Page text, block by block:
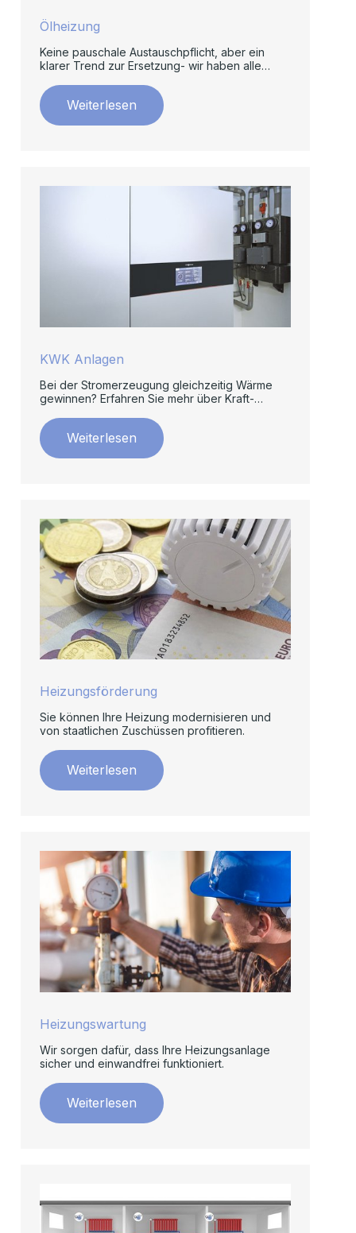
Ölheizung
Keine pauschale Austauschpflicht, aber ein
klarer Trend zur Ersetzung- wir haben alle
Weiterlesen
KWK Anlagen
Bei der Stromerzeugung gleichzeitig Wärme
gewinnen? Erfahren Sie mehr über Kraft-
Weiterlesen
Heizungsförderung
Sie können Ihre Heizung modernisieren und
von staatlichen Zuschüssen profitieren.
Weiterlesen
Heizungswartung
Wir sorgen dafür, dass Ihre Heizungsanlage
sicher und einwandfrei funktioniert.
Weiterlesen